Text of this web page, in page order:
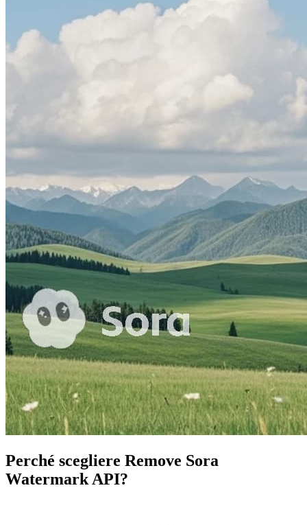
Perché scegliere Remove Sora
Watermark API?